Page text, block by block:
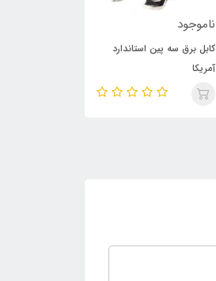
ناموجود
کابل برق سه پین استاندارد
آمریکا